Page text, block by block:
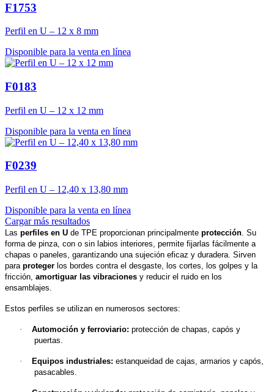
F1753
Perfil en U – 12 x 8 mm
Disponible para la venta en línea
F0183
Perfil en U – 12 x 12 mm
Disponible para la venta en línea
F0239
Perfil en U – 12,40 x 13,80 mm
Disponible para la venta en línea
Cargar más resultados
Las perfiles en U de TPE proporcionan principalmente protección. Su
forma de pinza, con o sin labios interiores, permite fijarlas fácilmente a
chapas o paneles, garantizando una sujeción eficaz y duradera. Sirven
para proteger los bordes contra el desgaste, los cortes, los golpes y la
fricción, amortiguar las vibraciones y reducir el ruido en los
ensamblajes.
Estos perfiles se utilizan en numerosos sectores:
· Automoción y ferroviario: protección de chapas, capós y
puertas.
· Equipos industriales: estanqueidad de cajas, armarios y capós,
pasacables.